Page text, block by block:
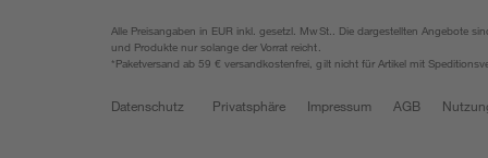
Alle Preisangaben in EUR inkl. gesetzl. MwSt.. Die dargestellten Angebote
und Produkte nur solange der Vorrat reicht.
*Paketversand ab 59 € versandkostenfrei, gilt nicht für Artikel mit
Datenschutz Privatsphäre Impressum AGB